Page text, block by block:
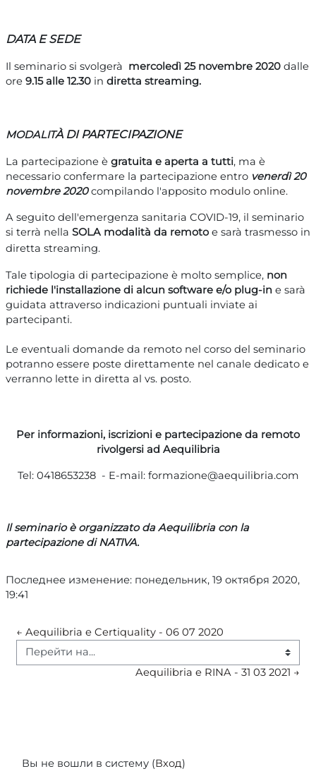
DATA E SEDE
Il seminario si svolgerà mercoledì 25 novembre 2020 dalle
ore 9.15 alle 12.30 in diretta streaming.
MODALITÀ DI PARTECIPAZIONE
La partecipazione è gratuita e aperta a tutti, ma è
necessario confermare la partecipazione entro venerdì 20
novembre2020 compilando l'apposito modulo online.
A seguito dell'emergenza sanitaria COVID-19, il seminario
si terrà nella SOLA modalità da remoto e sarà trasmesso in
diretta streaming.
Tale tipologia di partecipazione è molto semplice, non
richiede l'installazione di alcun software e/o plug-in e sarà
guidata attraverso indicazioni puntuali inviate ai
partecipanti.
Le eventuali domande da remoto nel corso del seminario
potranno essere poste direttamente nel canale dedicato e
verranno lette in diretta al vs. posto.
Per informazioni, iscrizioni e partecipazione da remoto
rivolgersi ad Aequilibria
Tel: 0418653238 - E-mail: formazione@aequilibria.com
Il seminario è organizzato da Aequilibria con la
partecipazione di NATIVA.
Последнее изменение: понедельник, 19 октября 2020,
19:41
← Aequilibria e Certiquality - 06 07 2020
Перейти на...
Aequilibria e RINA - 31 03 2021 →
Вы не вошли в систему (Вход)